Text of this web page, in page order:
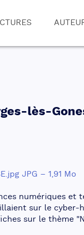
lès-
JPG – 1,91 Mo
numériques et
sur le cyber-
sur le thème